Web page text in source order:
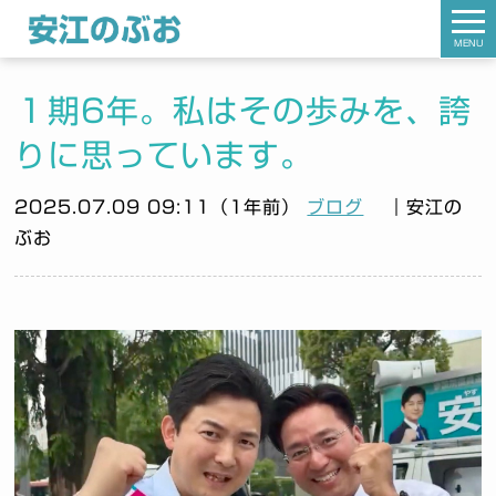
１期6年。私はその歩みを、誇
りに思っています。
2025.07.09 09:11（1年前） ブログ
｜安江の
ぶお
MENU